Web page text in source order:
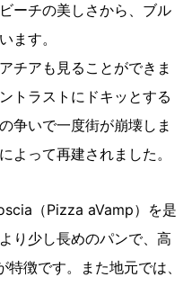
ーチの美しさから、ブル
ます。
チアも見ることができま
トラストにドキッとする
争いで一度街が崩壊しま
よって再建されました。
（Pizza aVamp）を是
り少し長めのパンで、高
徴です。また地元では、